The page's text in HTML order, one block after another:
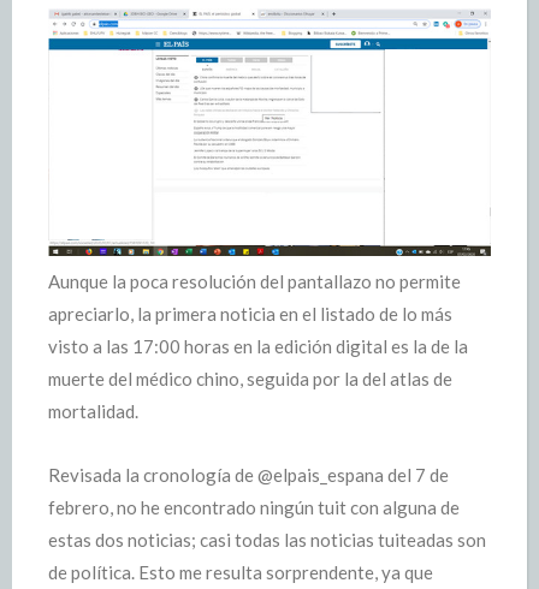
Aunque la poca resolución del pantallazo no permite
apreciarlo, la primera noticia en el listado de lo más
visto a las 17:00 horas en la edición digital es la de la
muerte del médico chino, seguida por la del atlas de
mortalidad.
Revisada la cronología de @elpais_espana del 7 de
febrero, no he encontrado ningún tuit con alguna de
estas dos noticias; casi todas las noticias tuiteadas son
de política. Esto me resulta sorprendente, ya que